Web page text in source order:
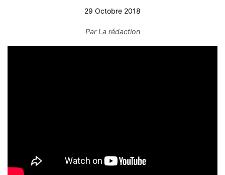
29 Octobre 2018
ParLa rédaction